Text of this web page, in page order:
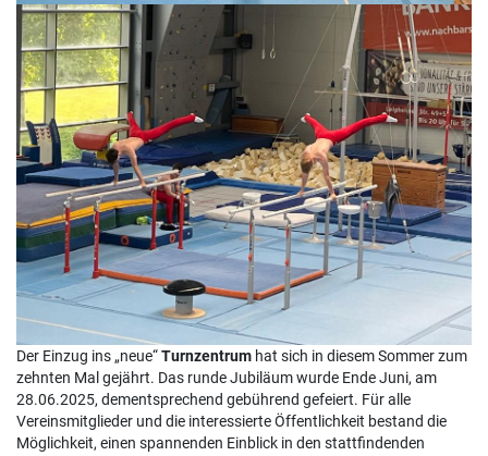
Der Einzug ins „neue“Turnzentrum hat sich in diesem Sommer zum
zehnten Mal gejährt. Das runde Jubiläum wurde Ende Juni, am
28.06.2025, dementsprechend gebührend gefeiert. Für alle
Vereinsmitglieder und die interessierte Öffentlichkeit bestand die
Möglichkeit, einen spannenden Einblick in den stattfindenden